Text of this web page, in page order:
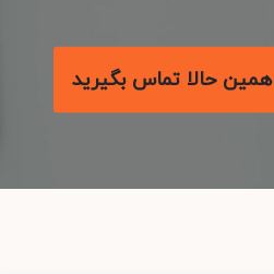
همین حالا تماس بگیرید